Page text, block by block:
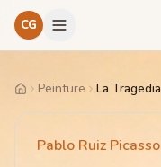
CG
HomePeinture La Tragedia
Pablo Ruiz Picasso